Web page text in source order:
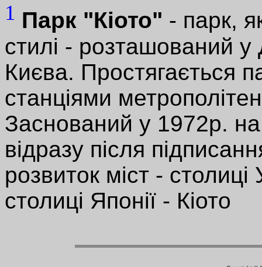
1 Парк "Кіото" - парк,
стилі - розташований у
Києва. Простягається
станціями
Заснований у 1972р. на
відразу після
розвиток міст - столиці
столиці Японії - Кіото